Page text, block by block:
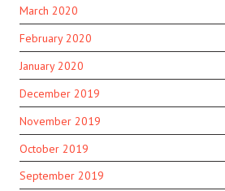
March 2020
February 2020
January 2020
December 2019
November 2019
October 2019
September 2019